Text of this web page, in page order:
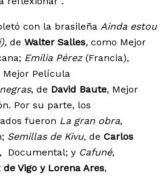
con la brasileña Ainda estou
de Walter Salles, como Mejor
Emilia Pérez (Francia),
Mejor Película
, de David Baute, Mejor
Por su parte, los
fueron La gran obra,
Semillas de Kivu, de Carlos
, Documental; y Cafuné,
Vigo y Lorena Ares,